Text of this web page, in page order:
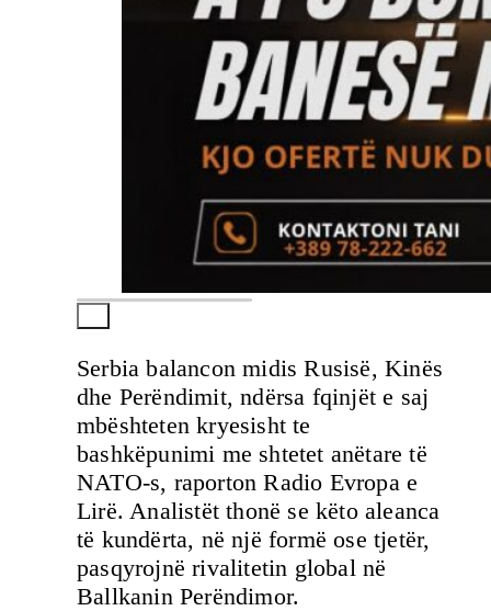
Serbia balancon midis Rusisë, Kinës
dhe Perëndimit, ndërsa fqinjët e saj
mbështeten kryesisht te
bashkëpunimi me shtetet anëtare të
NATO-s, raporton Radio Evropa e
Lirë. Analistët thonë se këto aleanca
të kundërta, në një formë ose tjetër,
pasqyrojnë rivalitetin global në
Ballkanin Perëndimor.